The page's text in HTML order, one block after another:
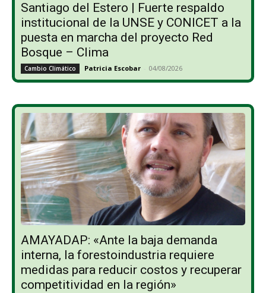
Santiago del Estero | Fuerte respaldo
institucional de la UNSE y CONICET a la
puesta en marcha del proyecto Red
Bosque – Clima
Cambio Climático Patricia Escobar - 04/08/2026
AMAYADAP: «Ante la baja demanda
interna, la forestoindustria requiere
medidas para reducir costos y recuperar
competitividad en la región»